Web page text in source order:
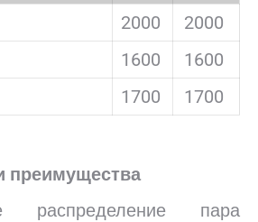
2000
2000
1600
1600
1700 1700
преимущества
распределение пара